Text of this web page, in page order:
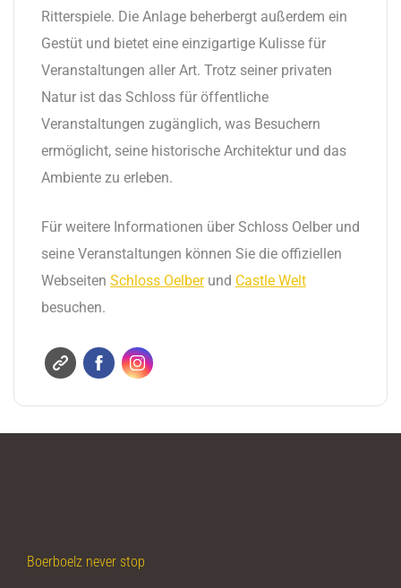
Ritterspiele. Die Anlage beherbergt außerdem ein
Gestüt und bietet eine einzigartige Kulisse für
Veranstaltungen aller Art. Trotz seiner privaten
Natur ist das Schloss für öffentliche
Veranstaltungen zugänglich, was Besuchern
ermöglicht, seine historische Architektur und das
Ambiente zu erleben.
Für weitere Informationen über Schloss Oelber und
seine Veranstaltungen können Sie die offiziellen
Webseiten Schloss Oelberund Castle Welt
besuchen.
Boerboelz never stop